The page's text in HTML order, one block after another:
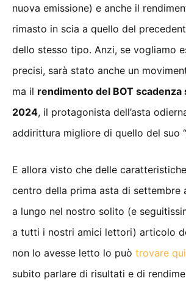
nuova emissione) e anche il
rimasto in scia a quello del
dello stesso tipo. Anzi, se vogliamo
precisi, sarà stato anche un
ma il rendimento del BOT
2024, il protagonista dell’asta
addirittura migliore di quello del suo
E allora visto che delle
centro della prima asta di settembre
a lungo nel nostro solito (e
a tutti i nostri amici lettori) articolo
non lo avesse letto lo può trovare qui
subito parlare di risultati e di